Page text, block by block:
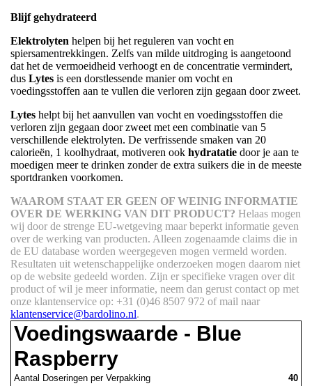
Blijf gehydrateerd
Elektrolyten helpen bij het reguleren van vocht en
spiersamentrekkingen. Zelfs van milde uitdroging is aangetoond
dat het de vermoeidheid verhoogt en de concentratie vermindert,
dus Lytes is een dorstlessende manier om vocht en
voedingsstoffen aan te vullen die verloren zijn gegaan door zweet.
Lytes helpt bij het aanvullen van vocht en voedingsstoffen die
verloren zijn gegaan door zweet met een combinatie van 5
verschillende elektrolyten. De verfrissende smaken van 20
calorieën, 1 koolhydraat, motiveren ook hydratatie door je aan te
moedigen meer te drinken zonder de extra suikers die in de meeste
sportdranken voorkomen.
WAAROM STAAT ER GEEN OF WEINIG INFORMATIE
OVER DE WERKING VAN DIT PRODUCT? Helaas mogen
wij door de strenge EU-wetgeving maar beperkt informatie geven
over de werking van producten. Alleen zogenaamde claims die in
de EU database worden weergegeven mogen vermeld worden.
Resultaten uit wetenschappelijke onderzoeken mogen daarom niet
op de website gedeeld worden. Zijn er specifieke vragen over dit
product of wil je meer informatie, neem dan gerust contact op met
onze klantenservice op: +31 (0)46 8507 972 of mail naar
klantenservice@bardolino.nl.
Voedingswaarde - Blue
Raspberry
Aantal Doseringen per Verpakking 40